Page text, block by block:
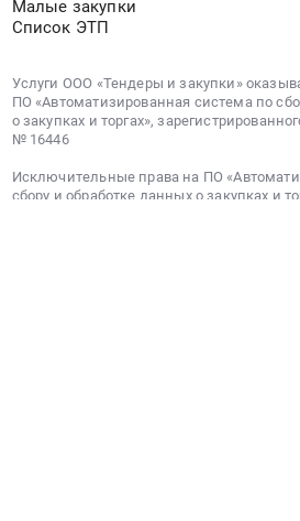
Малые закупки
Список ЭТП
Услуги ООО «Тендеры и закупки»
ПО «Автоматизированная система по
о закупках и торгах»,
№ 16446
Исключительные права на ПО
сбору и обработке данных о закупках и